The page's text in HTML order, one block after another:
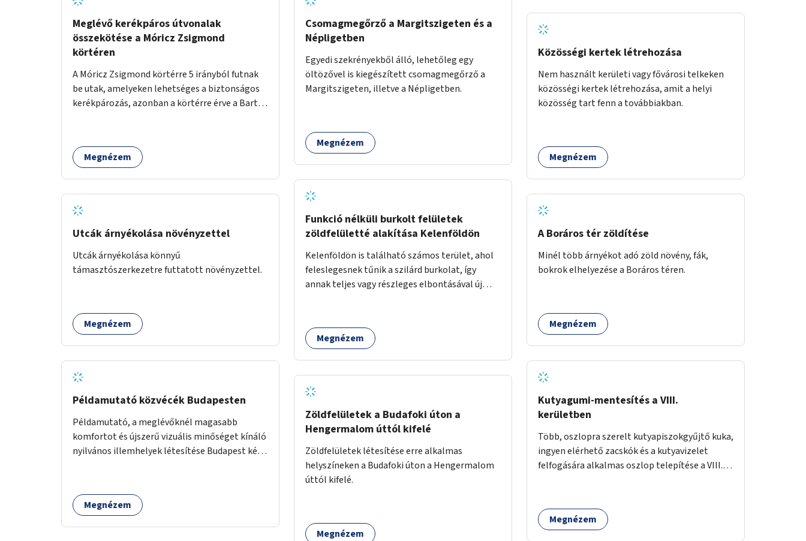
Meglévő kerékpáros útvonalak
összekötése a Móricz Zsigmond
körtéren
A Móricz Zsigmond körtérre 5 irányból futnak
be utak, amelyeken lehetséges a biztonságos
kerékpározás, azonban a körtérre érve a Bartók
útvonalak összekötését!
Megnézem
Utcák árnyékolása növényzettel
Utcák árnyékolása könnyű
támasztószerkezetre futtatott növényzettel.
Megnézem
Példamutató közvécék Budapesten
Példamutató, a meglévőknél magasabb
komfortot és újszerű vizuális minőséget kínáló
nyilvános illemhelyek létesítése Budapest két
fenntartási konstrukció kidolgozása; egyéb
kapcsolt szolgáltatások (pl. ivókút,
Megnézem
Csomagmegőrző a Margitszigeten és a
Népligetben
Egyedi szekrényekből álló, lehetőleg egy
öltözővel is kiegészített csomagmegőrző a
Margitszigeten, illetve a Népligetben.
Megnézem
Funkció nélküli burkolt felületek
zöldfelületté alakítása Kelenföldön
Kelenföldön is található számos terület, ahol
feleslegesnek tűnik a szilárd burkolat, így
annak teljes vagy részleges elbontásával új
közötti, vagy a Fraknó utca 22/b és a Bártfai
utca közötti aszfaltos területek.
Megnézem
Zöldfelületek a Budafoki úton a
Hengermalom úttól kifelé
Zöldfelületek létesítése erre alkalmas
helyszíneken a Budafoki úton a Hengermalom
úttól kifelé.
Megnézem
Közösségi kertek létrehozása
Nem használt kerületi vagy fővárosi telkeken
közösségi kertek létrehozása, amit a helyi
közösség tart fenn a továbbiakban.
Megnézem
A Boráros tér zöldítése
Minél több árnyékot adó zöld növény, fák,
bokrok elhelyezése a Boráros téren.
Megnézem
Kutyagumi-mentesítés a VIII.
kerületben
Több, oszlopra szerelt kutyapiszokgyűjtő kuka,
ingyen elérhető zacskók és a kutyavizelet
felfogására alkalmas oszlop telepítése a VIII.
Megnézem